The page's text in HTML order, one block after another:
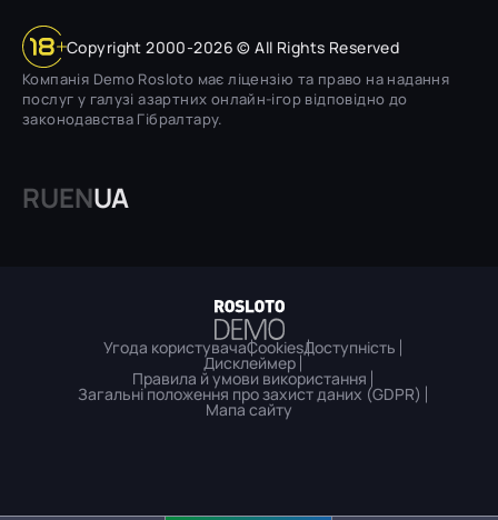
Copyright 2000-2026 © All Rights Reserved
Компанія Demo Rosloto має ліцензію та право на надання
послуг у галузі азартних онлайн-ігор відповідно до
законодавства Гібралтару.
RUENUA
Угода користувачаCookiesДоступність
Дисклеймер
Правила й умови використання
Загальні положення про захист даних (GDPR)
Мапа сайту